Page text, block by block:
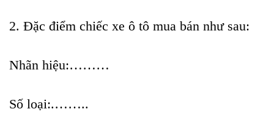
2. Đặc điểm chiếc xe ô tô mua bán như sau:
Nhãn hiệu:………
Số loại:.……..